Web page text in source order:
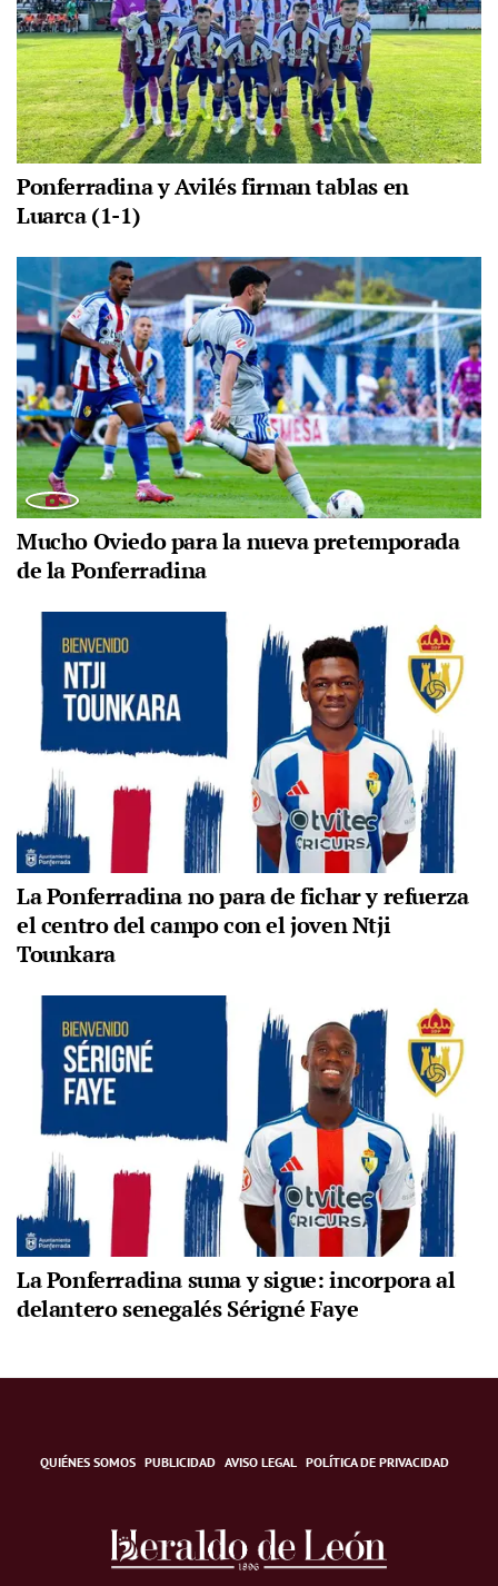
Ponferradina y Avilés firman tablas en
Luarca (1-1)
Mucho Oviedo para la nueva pretemporada
de la Ponferradina
La Ponferradina no para de fichar y refuerza
el centro del campo con el joven Ntji
Tounkara
La Ponferradina suma y sigue: incorpora al
delantero senegalés Sérigné Faye
QUIÉNES SOMOS PUBLICIDAD AVISO LEGAL POLÍTICA DE PRIVACIDAD